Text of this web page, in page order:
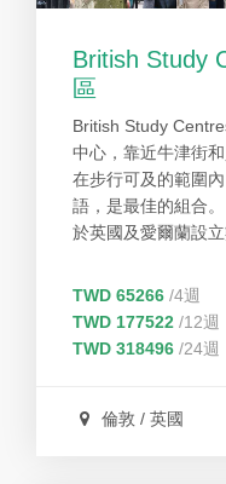
British Study
區
British Study
中心，靠近牛津街
在步行可及的範圍
語，是最佳的組合
於英國及愛爾蘭設
語教學資格及獲得
時BSC也是英國國
UK)和語言旅遊協會
TWD 65266 /4週
TWD 177522 /12週
TWD 318496 /24週
倫敦 / 英國